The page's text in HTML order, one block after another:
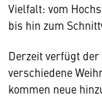
Vielfalt: vom
bis hin zum
Derzeit verfügt
verschiedene
kommen neue